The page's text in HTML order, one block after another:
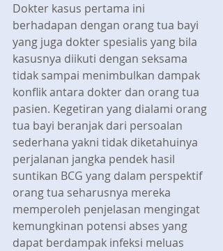
Dokter kasus pertama ini
berhadapan dengan orang tua bayi
yang juga dokter spesialis yang bila
kasusnya diikuti dengan seksama
tidak sampai menimbulkan dampak
konflik antara dokter dan orang tua
pasien. Kegetiran yang dialami orang
tua bayi beranjak dari persoalan
sederhana yakni tidak diketahuinya
perjalanan jangka pendek hasil
suntikan BCG yang dalam perspektif
orang tua seharusnya mereka
memperoleh penjelasan mengingat
kemungkinan potensi abses yang
dapat berdampak infeksi meluas